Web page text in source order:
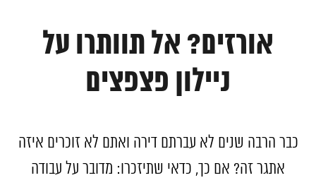
אורזים? אל תוותרו על
ניילון פצפצים
כבר הרבה שנים לא עברתם דירה ואתם לא זוכרים איזה
אתגר זה? אם כך, כדאי שתיזכרו: מדובר על עבודה